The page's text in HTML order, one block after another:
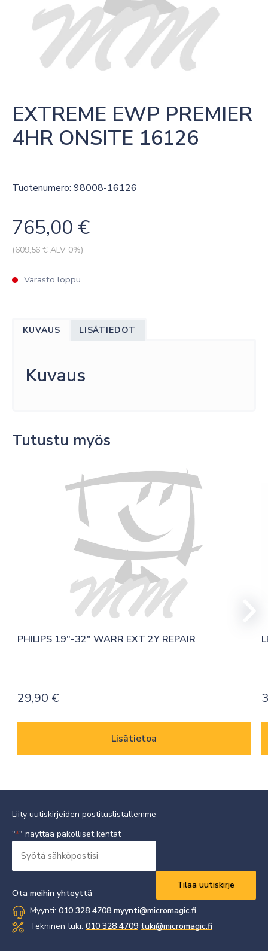
EXTREME EWP PREMIER
4HR ONSITE 16126
Tuotenumero: 98008-16126
765,00 €
(609,56 € ALV 0%)
Varasto loppu
KUVAUS LISÄTIEDOT
Kuvaus
Tutustu myös
PHILIPS 19″-32″ WARR EXT 2Y REPAIR
29,90 €
Lisätietoa
Liity uutiskirjeiden postituslistallemme
"*" näyttää pakolliset kentät
sähköpostisi
Ota meihin yhteyttä
Myynti: 010 328 4708 myynti@micromagic.fi
Tekninen tuki: 010 328 4709 tuki@micromagic.fi